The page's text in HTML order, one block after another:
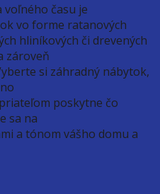
času je
vo forme ratanových
hliníkových či drevených
zároveň
si záhradný nábytok,
poskytne čo
sa na
a tónom vášho domu a